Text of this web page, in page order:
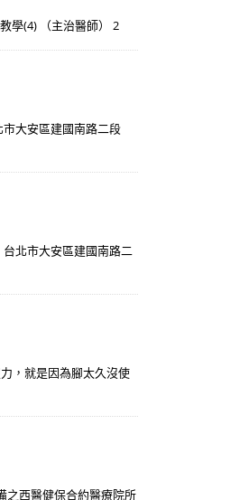
學(4) （主治醫師） 2
大安區建國南路二段
北市大安區建國南路二
，就是因為腳太久沒使
之西醫健保合約醫療院所